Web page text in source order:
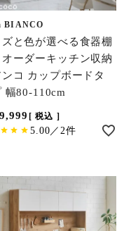
BIANCO
と色が選べる食器棚
オーダーキッチン収納
ンコ カップボードタ
幅80-110cm
税込
5.00／2件